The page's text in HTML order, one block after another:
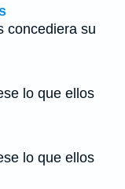
concediera su
lo que ellos
lo que ellos